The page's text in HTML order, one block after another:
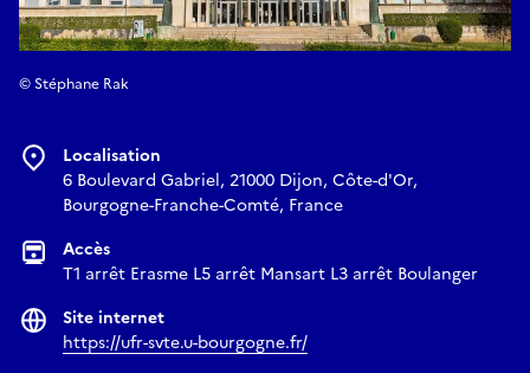
© Stéphane Rak
Localisation
6 Boulevard Gabriel, 21000 Dijon, Côte-d'Or,
Bourgogne-Franche-Comté, France
Accès
T1 arrêt Erasme L5 arrêt Mansart L3 arrêt Boulanger
Site internet
https://ufr-svte.u-bourgogne.fr/